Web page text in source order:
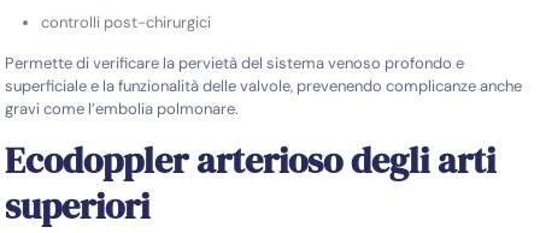
controlli post-chirurgici
Permette di verificare la pervietà del sistema venoso profondo e
superficiale e la funzionalità delle valvole, prevenendo complicanze anche
gravi come l’embolia polmonare.
Ecodoppler arterioso degli arti
superiori